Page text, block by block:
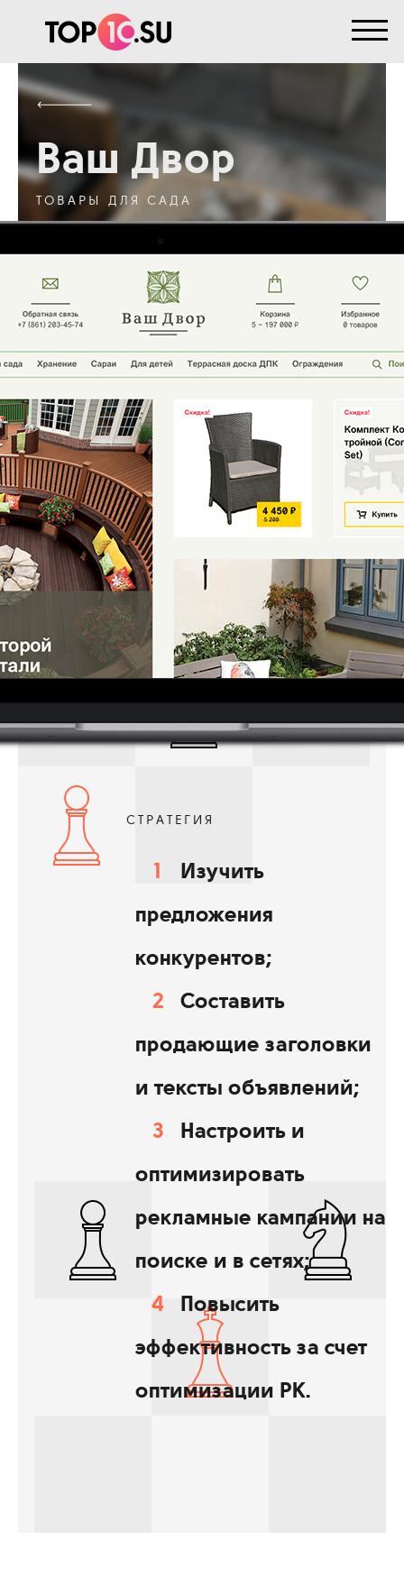
Ваш Двор
ТОВАРЫ ДЛЯ САДА
Регион: Краснодар
Срок проекта:6 месяцев
Услуга:Контекстная Реклама
Проблема:
Отсутствие заказов с сайта.
Задача:
Увеличить посещаемость и количество
заказов.
СТРАТЕГИЯ
Изучить
предложения
конкурентов;
Составить
продающие заголовки
и тексты объявлений;
Настроить и
оптимизировать
рекламные кампании на
поиске и в сетях;
Повысить
эффективность за счет
оптимизации РК.